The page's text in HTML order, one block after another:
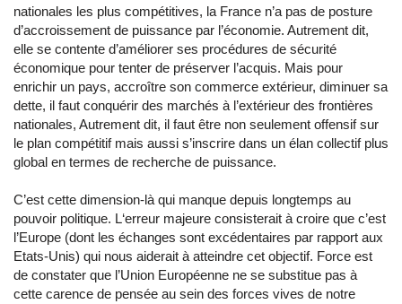
nationales les plus compétitives, la France n’a pas de posture
d’accroissement de puissance par l’économie. Autrement dit,
elle se contente d’améliorer ses procédures de sécurité
économique pour tenter de préserver l’acquis. Mais pour
enrichir un pays, accroître son commerce extérieur, diminuer sa
dette, il faut conquérir des marchés à l’extérieur des frontières
nationales, Autrement dit, il faut être non seulement offensif sur
le plan compétitif mais aussi s’inscrire dans un élan collectif plus
global en termes de recherche de puissance.
C’est cette dimension-là qui manque depuis longtemps au
pouvoir politique. L‘erreur majeure consisterait à croire que c’est
l’Europe (dont les échanges sont excédentaires par rapport aux
Etats-Unis) qui nous aiderait à atteindre cet objectif. Force est
de constater que l’Union Européenne ne se substitue pas à
cette carence de pensée au sein des forces vives de notre